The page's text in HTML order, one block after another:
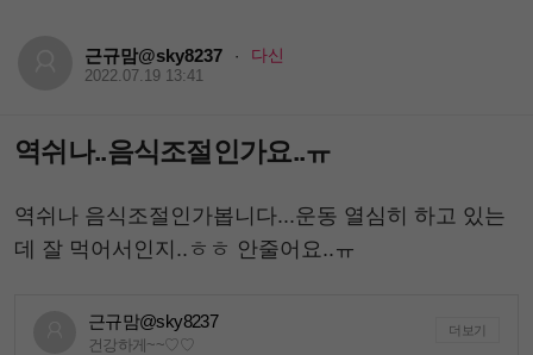
근규맘@sky8237 · 다신
2022.07.19 13:41
역쉬나..음식조절인가요..ㅠ
역쉬나 음식조절인가봅니다...운동 열심히 하고 있는
데 잘 먹어서인지..ㅎㅎ 안줄어요..ㅠ
근규맘@sky8237
건강하게~~♡♡
더보기